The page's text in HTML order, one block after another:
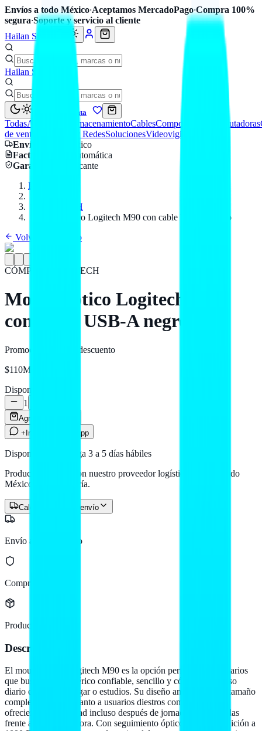
Envíos a todo México·Aceptamos MercadoPago·Compra 100%
segura·Soporte y servicio al cliente
Hailan Store
Hailan Store
Mi cuenta
TodasAccesorios AlmacenamientoCablesComponentes Computadoras
de venta
Seguridad y RedesSolucionesVideovigilancia
Envío
a todo México
Factura CFDI
automática
Garantía
de fabricante
Inicio
LOGITECH
Mouse óptico Logitech M90 con cable USB-A negro
Volver al catálogo
CÓMPUTO LOGITECH
Mouse óptico Logitech M90
con cable USB-A negro
Promoción
de descuento
$110MXN
Disponible
1
Agregar al carrito
+Info por WhatsApp
Disponible — entrega 3 a 5 días hábiles
Producto en stock con nuestro proveedor logístico. Llega a todo
México por paquetería.
Calcular costo de envío
Envío a todo México
Compra protegida
Producto original
Descripción
El mouse óptico Logitech M90 es la opción perfecta para usuarios
que buscan un periférico confiable, sencillo y cómodo para uso
diario en oficina, hogar o estudios. Su diseño ambidiestro de tamaño
completo se adapta tanto a usuarios diestros como zurdos,
ofreciendo comodidad incluso después de jornadas prolongadas
frente a la computadora. Con seguimiento óptico de alta definición a